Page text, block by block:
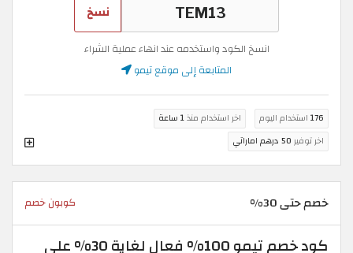
نسخ
انسخ الكود واستخدمه عند انهاء عملية الشراء
المتابعة إلى موقع تيمو
176 استخدام اليوم اخر استخدام منذ1 ساعة
اخر توفير 50 درهم اماراتي
خصم حتى 30% كوبون خصم
كود خصم تيمو 100% فعال لغاية 30% على